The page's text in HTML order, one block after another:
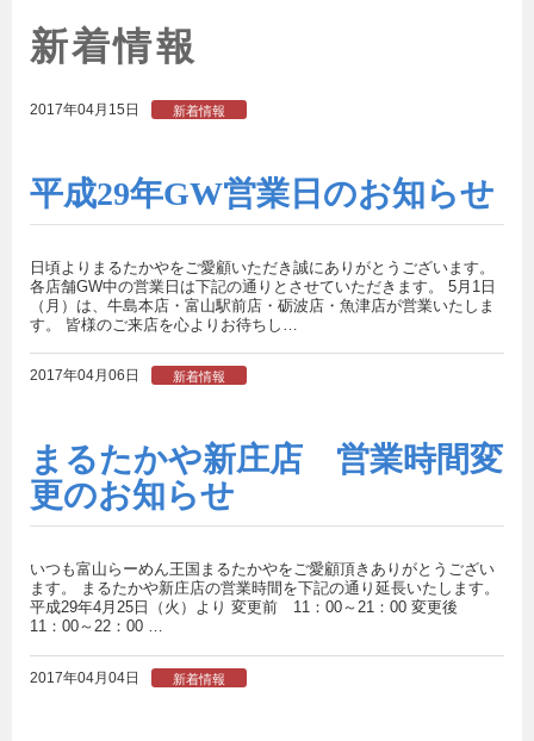
新着情報
2017年04月15日 新着情報
平成29年GW営業日のお知らせ
日頃よりまるたかやをご愛顧いただき誠にありがとうございます。
各店舗GW中の営業日は下記の通りとさせていただきます。 5月1日
（月）は、牛島本店・富山駅前店・砺波店・魚津店が営業いたしま
す。 皆様のご来店を心よりお待ちし…
2017年04月06日 新着情報
まるたかや新庄店 営業時間変
更のお知らせ
いつも富山らーめん王国まるたかやをご愛顧頂きありがとうござい
ます。 まるたかや新庄店の営業時間を下記の通り延長いたします。
平成29年4月25日（火）より 変更前 11：00～21：00 変更後
11：00～22：00 …
2017年04月04日 新着情報